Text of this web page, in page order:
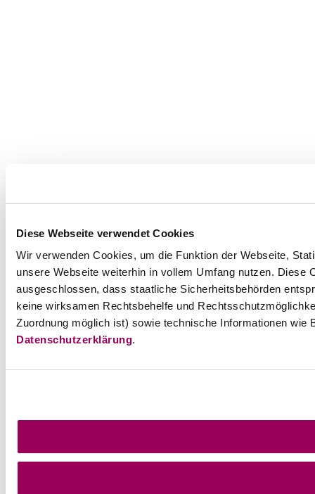
Diese Webseite verwendet Cookies
Wir verwenden Cookies, um die Funktion der Webseite,
unsere Webseite weiterhin in vollem Umfang nutzen.
ausgeschlossen, dass staatliche Sicherheitsbehörden
keine wirksamen Rechtsbehelfe und
Zuordnung möglich ist) sowie technische Informationen
Datenschutzerklärung.